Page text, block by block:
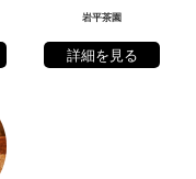
岩平茶園
詳細を見る